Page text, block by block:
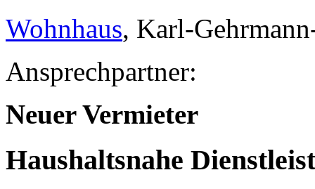
Wohnhaus, Karl-
Ansprechpartner:
Neuer Vermieter
Haushaltsnahe